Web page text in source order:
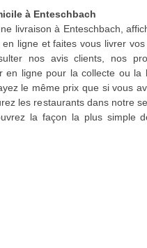
à Enteschbach
livraison à Enteschbach,
ligne et faites vous livrer vos
nos avis clients, nos
en ligne pour la collecte ou la
le même prix que si vous
les restaurants dans notre
la façon la plus simple